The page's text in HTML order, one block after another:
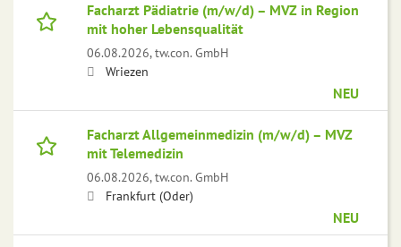
Facharzt Pädiatrie (m/w/d) – MVZ in Region
mit hoher Lebensqualität
06.08.2026,tw.con. GmbH
Wriezen
NEU
Facharzt Allgemeinmedizin (m/w/d) – MVZ
mit Telemedizin
06.08.2026,tw.con. GmbH
Frankfurt (Oder)
NEU